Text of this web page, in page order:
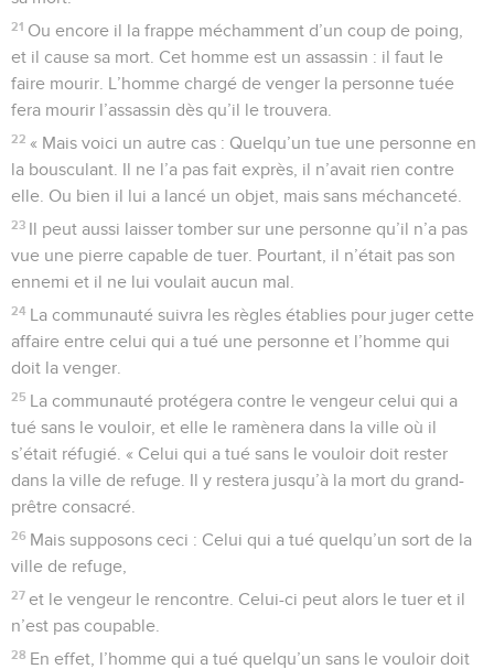
21 Ou encore il la frappe méchamment d’un coup de poing,
et il cause sa mort. Cet homme est un assassin : il faut le
faire mourir. L’homme chargé de venger la personne tuée
fera mourir l’assassin dès qu’il le trouvera.
22 « Mais voici un autre cas : Quelqu’un tue une personne en
la bousculant. Il ne l’a pas fait exprès, il n’avait rien contre
elle. Ou bien il lui a lancé un objet, mais sans méchanceté.
23 Il peut aussi laisser tomber sur une personne qu’il n’a pas
vue une pierre capable de tuer. Pourtant, il n’était pas son
ennemi et il ne lui voulait aucun mal.
24 La communauté suivra les règles établies pour juger cette
affaire entre celui qui a tué une personne et l’homme qui
doit la venger.
25 La communauté protégera contre le vengeur celui qui a
tué sans le vouloir, et elle le ramènera dans la ville où il
s’était réfugié. « Celui qui a tué sans le vouloir doit rester
dans la ville de refuge. Il y restera jusqu’à la mort du grand-
prêtre consacré.
26 Mais supposons ceci : Celui qui a tué quelqu’un sort de la
ville de refuge,
27 et le vengeur le rencontre. Celui-ci peut alors le tuer et il
n’est pas coupable.
28 En effet, l’homme qui a tué quelqu’un sans le vouloir doit